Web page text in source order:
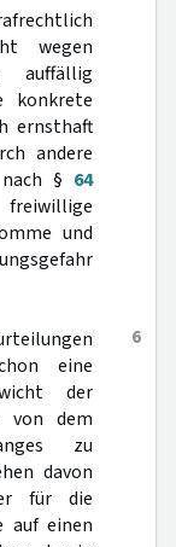
wegen
auffällig
konkrete
ernsthaft
andere
§ 64
und
6
eine
der
von dem
zu
davon
für die
auf einen